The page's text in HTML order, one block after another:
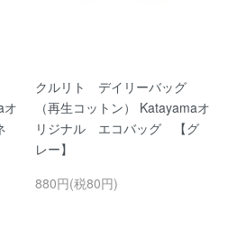
オ
クルリト デイリーバッグ
（再生コットン） Katayamaオ
リジナル エコバッグ 【グ
レー】
880円(税80円)